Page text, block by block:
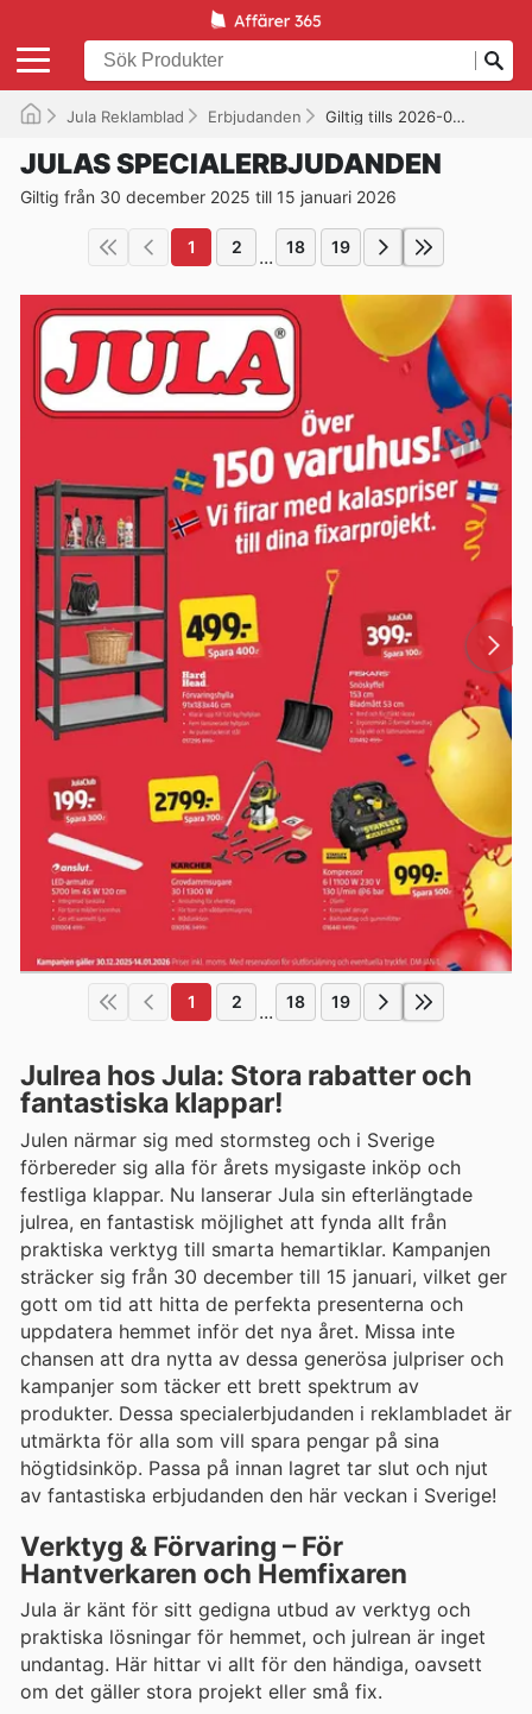
Jula Reklamblad Erbjudanden Giltig tills 2026-01-15
JULAS SPECIALERBJUDANDEN
Giltig från 30 december 2025 till 15 januari 2026
1 2 ... 18 19
1 2 ... 18 19
Julrea hos Jula: Stora rabatter och
fantastiska klappar!
Julen närmar sig med stormsteg och i Sverige
förbereder sig alla för årets mysigaste inköp och
festliga klappar. Nu lanserar Jula sin efterlängtade
julrea, en fantastisk möjlighet att fynda allt från
praktiska verktyg till smarta hemartiklar. Kampanjen
sträcker sig från 30 december till 15 januari, vilket ger
gott om tid att hitta de perfekta presenterna och
uppdatera hemmet inför det nya året. Missa inte
chansen att dra nytta av dessa generösa julpriser och
kampanjer som täcker ett brett spektrum av
produkter. Dessa specialerbjudanden i reklambladet är
utmärkta för alla som vill spara pengar på sina
högtidsinköp. Passa på innan lagret tar slut och njut
av fantastiska erbjudanden den här veckan i Sverige!
Verktyg & Förvaring – För
Hantverkaren och Hemfixaren
Jula är känt för sitt gedigna utbud av verktyg och
praktiska lösningar för hemmet, och julrean är inget
undantag. Här hittar vi allt för den händiga, oavsett
om det gäller stora projekt eller små fix.